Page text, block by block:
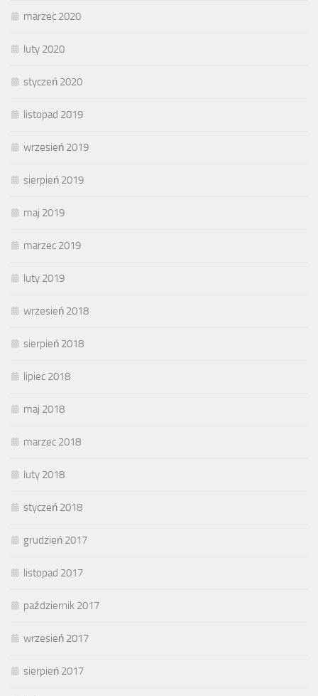
marzec 2020
luty 2020
styczeń 2020
listopad 2019
wrzesień 2019
sierpień 2019
maj 2019
marzec 2019
luty 2019
wrzesień 2018
sierpień 2018
lipiec 2018
maj 2018
marzec 2018
luty 2018
styczeń 2018
grudzień 2017
listopad 2017
październik 2017
wrzesień 2017
sierpień 2017